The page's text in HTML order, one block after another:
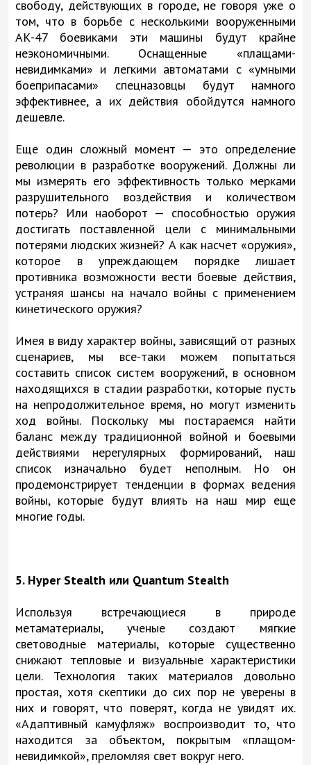
свободу, действующих в городе, не говоря уже о
том, что в борьбе с несколькими вооруженными
АК-47 боевиками эти машины будут крайне
неэкономичными. Оснащенные «плащами-
невидимками» и легкими автоматами с «умными
боеприпасами» спецназовцы будут намного
эффективнее, а их действия обойдутся намного
дешевле.
Еще один сложный момент — это определение
революции в разработке вооружений. Должны ли
мы измерять его эффективность только мерками
разрушительного воздействия и количеством
потерь? Или наоборот — способностью оружия
достигать поставленной цели с минимальными
потерями людских жизней? А как насчет «оружия»,
которое в упреждающем порядке лишает
противника возможности вести боевые действия,
устраняя шансы на начало войны с применением
кинетического оружия?
Имея в виду характер войны, зависящий от разных
сценариев, мы все-таки можем попытаться
составить список систем вооружений, в основном
находящихся в стадии разработки, которые пусть
на непродолжительное время, но могут изменить
ход войны. Поскольку мы постараемся найти
баланс между традиционной войной и боевыми
действиями нерегулярных формирований, наш
список изначально будет неполным. Но он
продемонстрирует тенденции в формах ведения
войны, которые будут влиять на наш мир еще
многие годы.
5. Hyper Stealth или Quantum Stealth
Используя встречающиеся в природе
метаматериалы, ученые создают мягкие
световодные материалы, которые существенно
снижают тепловые и визуальные характеристики
цели. Технология таких материалов довольно
простая, хотя скептики до сих пор не уверены в
них и говорят, что поверят, когда не увидят их.
«Адаптивный камуфляж» воспроизводит то, что
находится за объектом, покрытым «плащом-
невидимкой», преломляя свет вокруг него.